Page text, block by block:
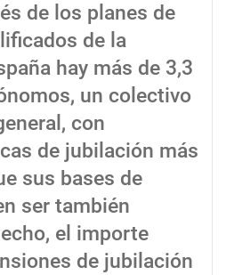
de los planes de
de la
hay más de 3,3
un colectivo
con
de jubilación más
sus bases de
ser también
el importe
de jubilación